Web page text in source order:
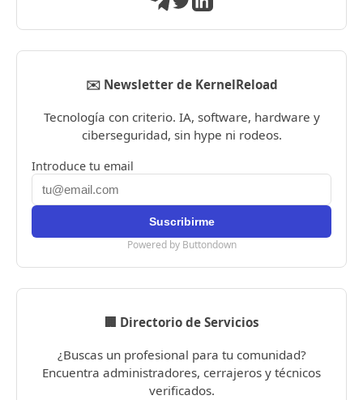
✉️ Newsletter de KernelReload
Tecnología con criterio. IA, software, hardware y
ciberseguridad, sin hype ni rodeos.
Introduce tu email
Powered by Buttondown
🏢 Directorio de Servicios
¿Buscas un profesional para tu comunidad?
Encuentra administradores, cerrajeros y técnicos
verificados.